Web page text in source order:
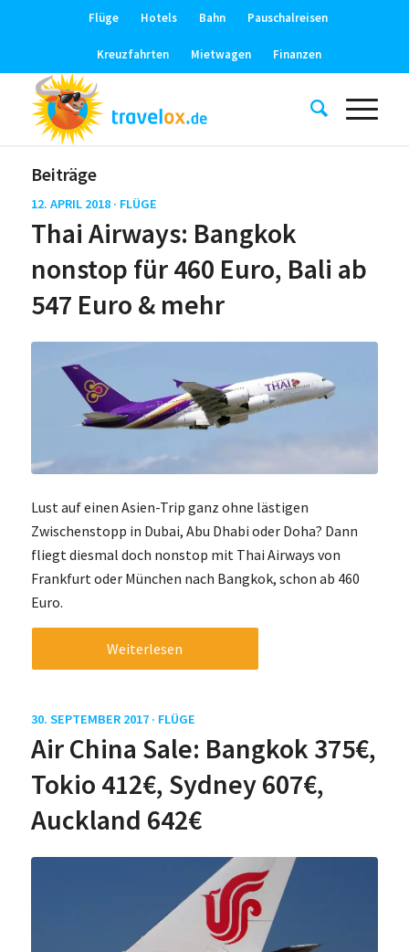
Flüge Hotels Bahn Pauschalreisen
Kreuzfahrten Mietwagen Finanzen
Beiträge
12. APRIL 2018 · FLÜGE
Thai Airways: Bangkok
nonstop für 460 Euro, Bali ab
547 Euro & mehr
Lust auf einen Asien-Trip ganz ohne lästigen
Zwischenstopp in Dubai, Abu Dhabi oder Doha? Dann
fliegt diesmal doch nonstop mit Thai Airways von
Frankfurt oder München nach Bangkok, schon ab 460
Euro.
Weiterlesen
30. SEPTEMBER 2017 · FLÜGE
Air China Sale: Bangkok 375€,
Tokio 412€, Sydney 607€,
Auckland 642€